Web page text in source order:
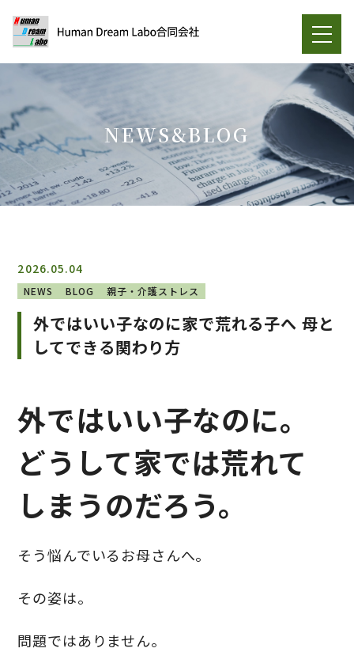
NEWS&BLOG
外ではいい子なのに家で荒れる子へ 母と
してできる関わり方
NEWS BLOG 親子・介護ストレス
2026.05.04
外ではいい子なのに。
どうして家では荒れて
しまうのだろう。
そう悩んでいるお母さんへ。
その姿は。
問題ではありません。